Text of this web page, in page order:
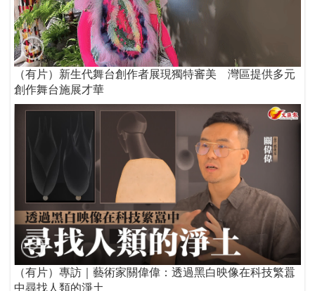
（有片）新生代舞台創作者展現獨特審美 灣區提供多元
創作舞台施展才華
（有片）專訪｜藝術家關偉偉：透過黑白映像在科技繁囂
中尋找人類的淨土